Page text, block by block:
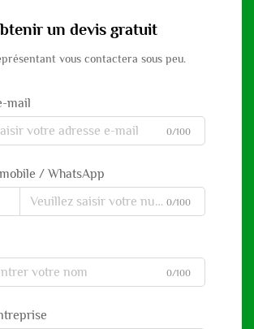
un devis gratuit
vous contactera sous peu.
mail
0/100
/ WhatsApp
0/100
0/100